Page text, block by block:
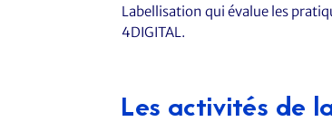
Labellisation qui évalue les
4DIGITAL.
Les activités de